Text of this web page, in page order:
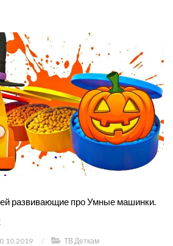
развивающие про Умные машинки.
/ ТВ Деткам